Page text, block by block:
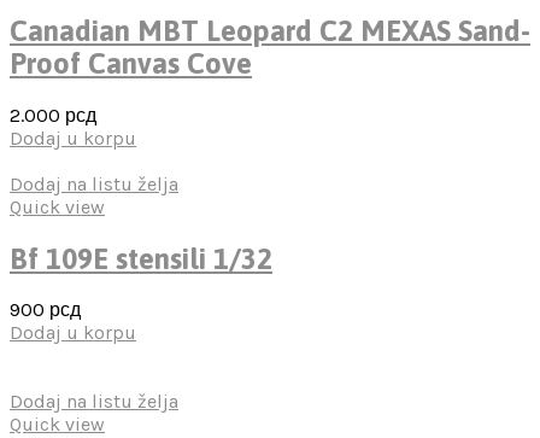
Canadian MBT Leopard C2 MEXAS Sand-
Proof Canvas Cove
2.000 рсд
Dodaj u korpu
Dodaj na listu želja
Quick view
Bf 109E stensili 1/32
900 рсд
Dodaj u korpu
Dodaj na listu želja
Quick view